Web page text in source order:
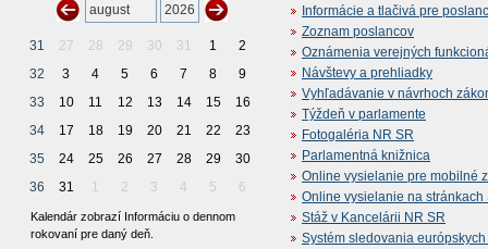
31 27 28 29 30 31 1
2
32
3 4 5 6 7 8
9
33
10 11 12 13 14 15
16
34
17 18 19 20 21 22
23
35
24 25 26 27 28 29
30
36
31 1 2 3 4 5 6
Kalendár zobrazí Informáciu o dennom
rokovaní pre daný deň.
Informácie a tlačivá pre
Zoznam poslancov
Oznámenia verejných
Návštevy a prehliadky
Vyhľadávanie v návrhoch
Týždeň v parlamente
Fotogaléria NR SR
Parlamentná knižnica
Online vysielanie pre mobilné
Online vysielanie na stránkach
Stáž v Kancelárii NR SR
Systém sledovania